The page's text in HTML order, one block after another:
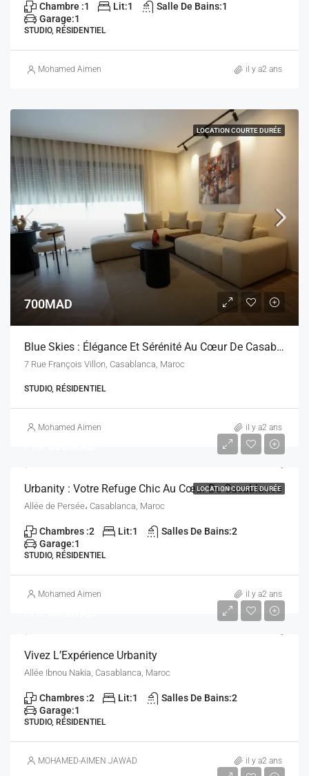
Chambre :1 Lit:1 Salle De Bains:1
Garage:1
STUDIO, RÉSIDENTIEL
Mohamed Aimen il y a2 ans
LOCATION COURTE DURÉE
700MAD
Blue Skies : Élégance Et Sérénité Au Cœur De Casablanca
7 Rue François Villon, Casablanca, Maroc
STUDIO, RÉSIDENTIEL
Mohamed Aimen il y a2 ans
LOCATION COURTE DURÉE
Urbanity : Votre Refuge Chic Au Cœur De Casablanca
Allée de Persée، Casablanca, Maroc
Chambres :2 Lit:1 Salles De Bains:2
Garage:1
STUDIO, RÉSIDENTIEL
Mohamed Aimen il y a2 ans
Vivez L’Expérience Urbanity
Allée Ibnou Nakia, Casablanca, Maroc
Chambres :2 Lit:1 Salles De Bains:2
Garage:1
STUDIO, RÉSIDENTIEL
MOHAMED-AIMEN JAWAD il y a2 ans